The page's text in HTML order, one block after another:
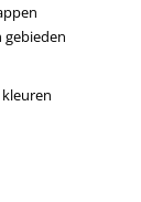
gebieden